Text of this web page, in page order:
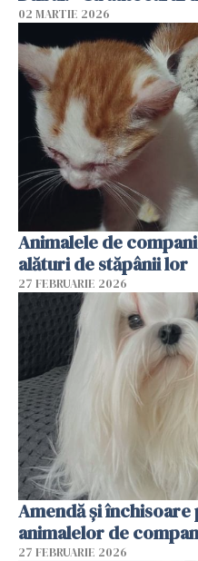
02 MARTIE 2026
Animalele de
alături de stăpânii lor
27 FEBRUARIE 2026
Amendă și
animalelor de
27 FEBRUARIE 2026